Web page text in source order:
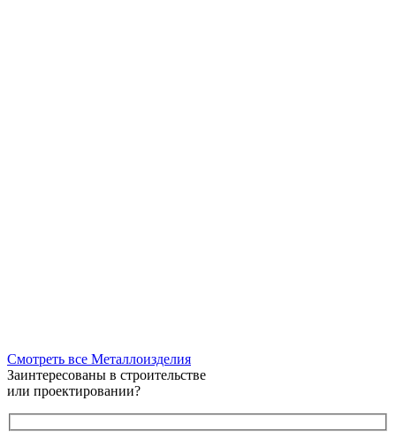
Смотреть все Металлоизделия
Заинтересованы в строительстве
или проектировании?